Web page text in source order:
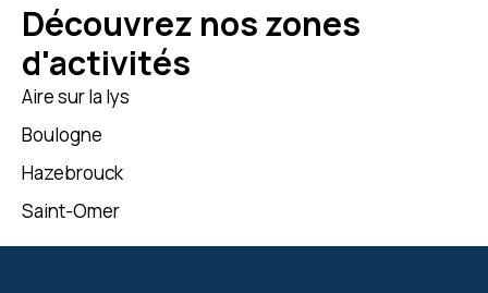
Découvrez nos zones
d'activités
Aire sur la lys
Boulogne
Hazebrouck
Saint-Omer